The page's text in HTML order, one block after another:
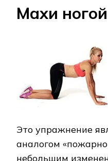
Махи ногой
Это упражнение
аналогом
небольшим